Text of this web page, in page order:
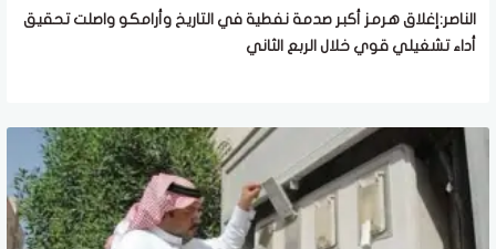
الناصر:إغلاق هرمز أكبر صدمة نفطية في التاريخ وأرامكو واصلت تحقيق
أداء تشغيلي قوي خلال الربع الثاني